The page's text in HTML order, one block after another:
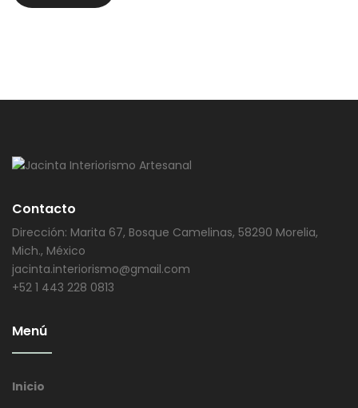
Contacto
Dirección: Marita 67, Bosque Camelinas, 58290 Morelia,
Mich., México
jacinta.interiorismo@gmail.com
+52 1 443 228 0813
Menú
Inicio